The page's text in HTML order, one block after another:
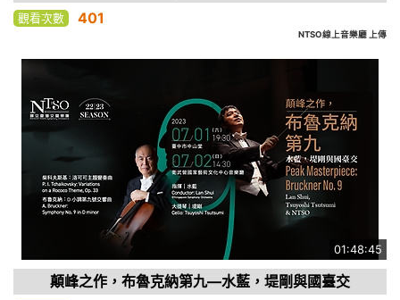
觀看次數 401
NTSO線上音樂廳 上傳
01:48:45
顛峰之作，布魯克納第九—水藍，堤剛與國臺交